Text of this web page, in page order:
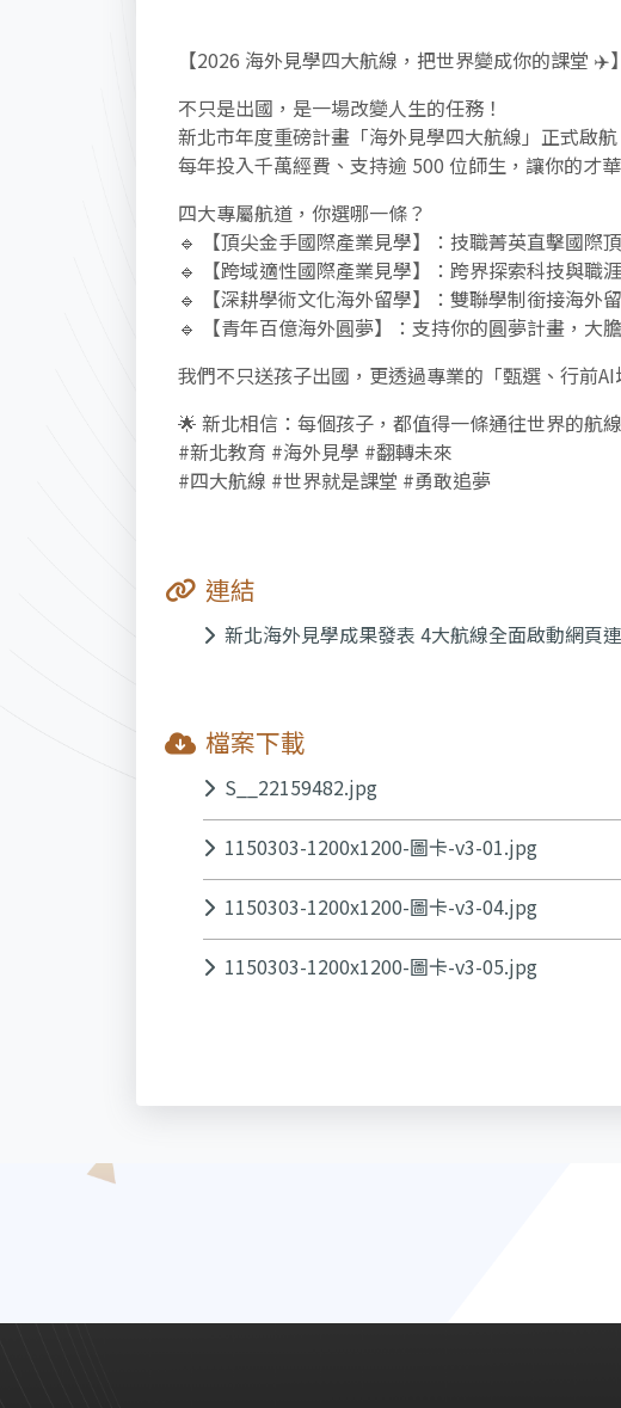
【2026 海外見學四大航線，把世界變成你的課堂 ✈️】
不只是出國，是一場改變人生的任務！
新北市年度重磅計畫「海外見學四大航線」正式啟
每年投入千萬經費、支持逾 500 位師生，讓你的才
四大專屬航道，你選哪一條？
🔹 【頂尖金手國際產業見學】：技職菁英直擊國際
🔹 【跨域適性國際產業見學】：跨界探索科技與職
🔹 【深耕學術文化海外留學】：雙聯學制銜接海外
🔹 【青年百億海外圓夢】：支持你的圓夢計畫，大
我們不只送孩子出國，更透過專業的「甄選、行前
🌟 新北相信：每個孩子，都值得一條通往世界的航
#新北教育 #海外見學 #翻轉未來
#四大航線 #世界就是課堂 #勇敢追夢
連結
新北海外見學成果發表 4大航線全面啟動網頁
檔案下載
S__22159482.jpg
1150303-1200x1200-圖卡-v3-01.jpg
1150303-1200x1200-圖卡-v3-04.jpg
1150303-1200x1200-圖卡-v3-05.jpg